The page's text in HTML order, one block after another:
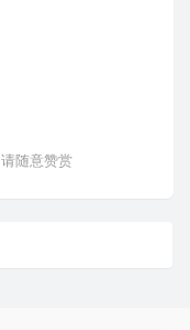
随意赞赏